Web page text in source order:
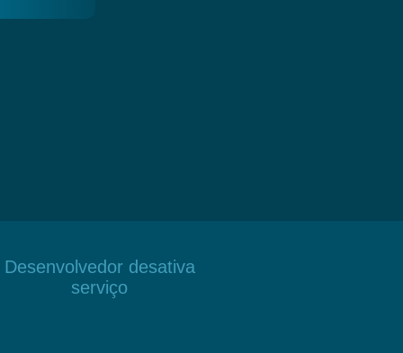
Desenvolvedor desativa
serviço